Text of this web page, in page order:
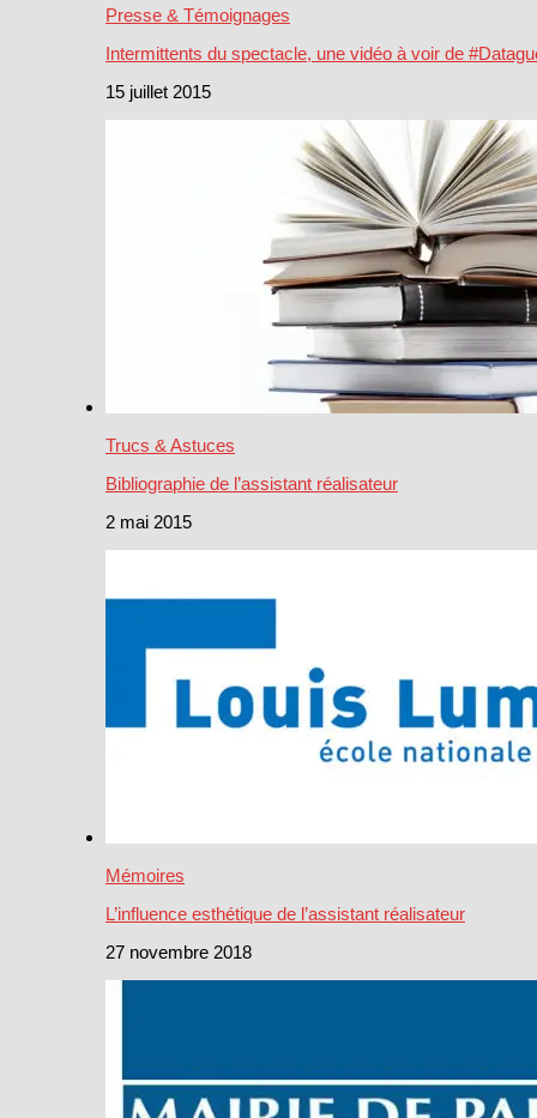
Presse & Témoignages
Intermittents du spectacle, une vidéo à voir de
15 juillet 2015
Trucs & Astuces
Bibliographie de l’assistant réalisateur
2 mai 2015
Mémoires
L’influence esthétique de l’assistant réalisateur
27 novembre 2018